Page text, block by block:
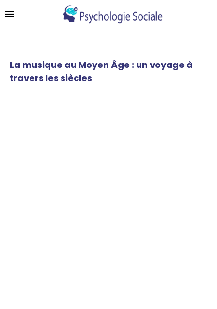
La musique au Moyen Âge : un voyage à
travers les siècles